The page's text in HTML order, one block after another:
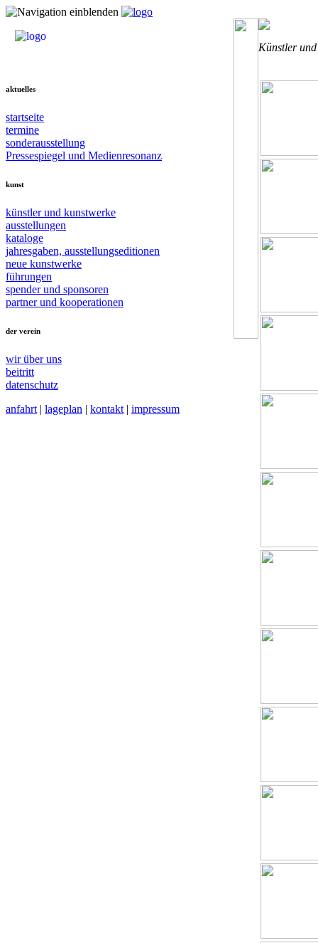
aktuelles
startseite
termine
sonderausstellung
Pressespiegel und Medienresonanz
kunst
künstler und kunstwerke
ausstellungen
kataloge
jahresgaben, ausstellungseditionen
neue kunstwerke
führungen
spender und sponsoren
partner und kooperationen
der verein
wir über uns
beitritt
datenschutz
anfahrt | lageplan | kontakt | impressum
Künstler